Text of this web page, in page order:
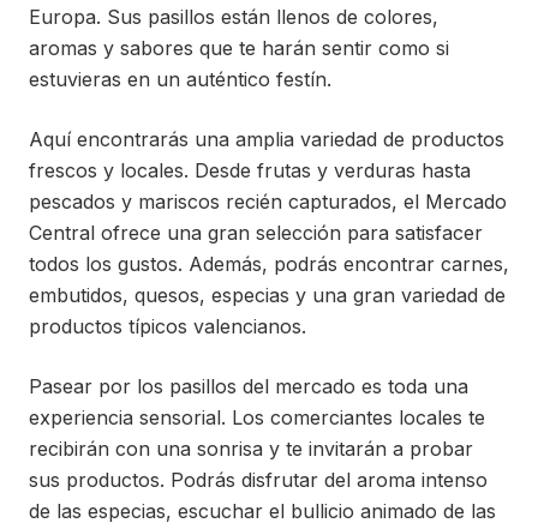
Europa. Sus pasillos están llenos de colores,
aromas y sabores que te harán sentir como si
estuvieras en un auténtico festín.
Aquí encontrarás una amplia variedad de productos
frescos y locales. Desde frutas y verduras hasta
pescados y mariscos recién capturados, el Mercado
Central ofrece una gran selección para satisfacer
todos los gustos. Además, podrás encontrar carnes,
embutidos, quesos, especias y una gran variedad de
productos típicos valencianos.
Pasear por los pasillos del mercado es toda una
experiencia sensorial. Los comerciantes locales te
recibirán con una sonrisa y te invitarán a probar
sus productos. Podrás disfrutar del aroma intenso
de las especias, escuchar el bullicio animado de las